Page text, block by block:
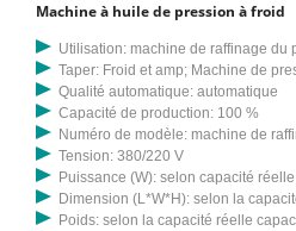
Machine à huile de pression à froid
Utilisation: machine de raffinage du
Taper: Froid et amp; Machine de
Qualité automatique: automatique
Capacité de production: 100 %
Numéro de modèle: machine de
Tension: 380/220 V
Puissance (W): selon capacité
Dimension (L*W*H): selon la
Poids: selon la capacité réelle